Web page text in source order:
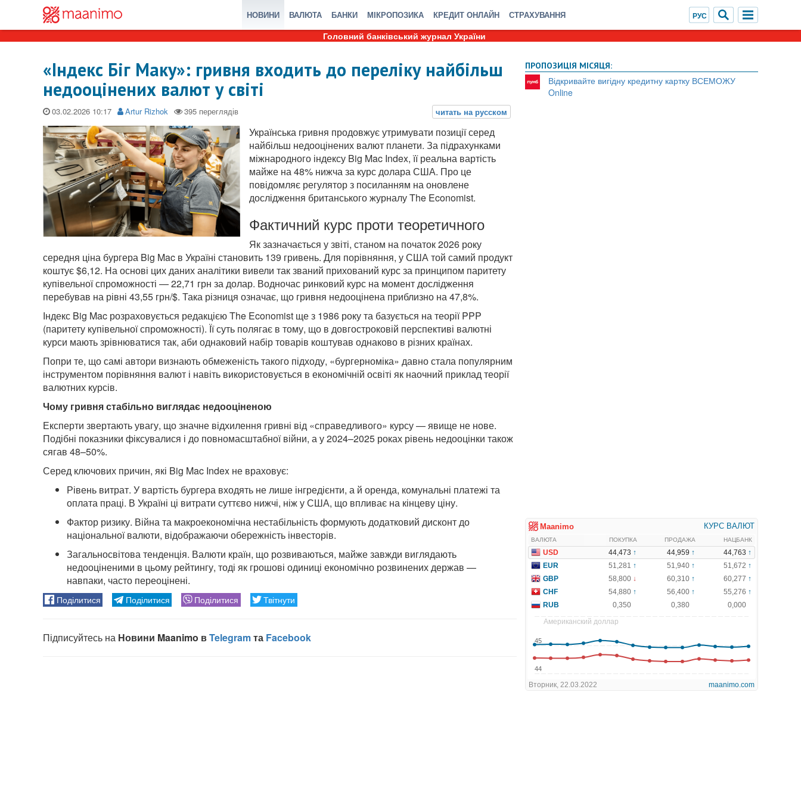
НОВИНИ ВАЛЮТА БАНКИ МІКРОПОЗИКА КРЕДИТ ОНЛАЙН СТРАХУВАННЯ
Головний банківський журнал України
«Індекс Біг Маку»: гривня входить до переліку найбільш
недооцінених валют у світі
03.02.2026 Artur Rizhok
Українська гривня продовжує утримувати позиції серед
найбільш недооцінених валют планети. За підрахунками
міжнародного індексу Big Mac Index, її реальна вартість
майже на 48% нижча за курс долара США. Про це
повідомляє регулятор з посиланням на оновлене
дослідження британського журналу The Economist.
Фактичний курс проти теоретичного
Як зазначається у звіті, станом на початок 2026 року
середня ціна бургера Big Mac в Україні становить 139 гривень. Для порівняння, у США той самий продукт
коштує $6,12. На основі цих даних аналітики вивели так званий прихований курс за принципом паритету
купівельної спроможності — 22,71 грн за долар. Водночас ринковий курс на момент дослідження
перебував на рівні 43,55 грн/$. Така різниця означає, що гривня недооцінена приблизно на 47,8%.
Індекс Big Mac розраховується редакцією The Economist ще з 1986 року та базується на теорії PPP
(паритету купівельної спроможності). Її суть полягає в тому, що в довгостроковій перспективі валютні
курси мають зрівнюватися так, аби однаковий набір товарів коштував однаково в різних країнах.
Попри те, що самі автори визнають обмеженість такого підходу, «бургерноміка» давно стала популярним
інструментом порівняння валют і навіть використовується в економічній освіті як наочний приклад теорії
валютних курсів.
Чому гривня стабільно виглядає недооціненою
Експерти звертають увагу, що значне відхилення гривні від «справедливого» курсу — явище не нове.
Подібні показники фіксувалися і до повномасштабної війни, а у 2024–2025 роках рівень недооцінки також
сягав 48–50%.
Серед ключових причин, які Big Mac Index не враховує:
Рівень витрат. У вартість бургера входять не лише інгредієнти, а й оренда, комунальні платежі та
оплата праці. В Україні ці витрати суттєво нижчі, ніж у США, що впливає на кінцеву ціну.
Фактор ризику. Війна та макроекономічна нестабільність формують додатковий дисконт до
національної валюти, відображаючи обережність інвесторів.
Загальносвітова тенденція. Валюти країн, що розвиваються, майже завжди виглядають
недооціненими в цьому рейтингу, тоді як грошові одиниці економічно розвинених держав —
навпаки, часто переоцінені.
ПРОПОЗИЦІЯ МІСЯЦЯ:
Відкривайте вигідну кредитну картку ВСЕМОЖУ
Online